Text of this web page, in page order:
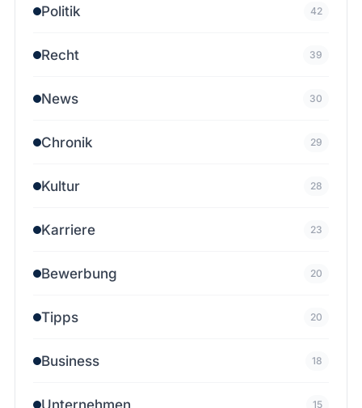
Politik 42
Recht 39
News 30
Chronik 29
Kultur 28
Karriere 23
Bewerbung 20
Tipps 20
Business 18
15